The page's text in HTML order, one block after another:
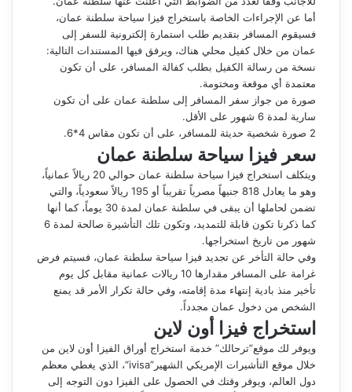
أما عن الإجراءات الخاصة باستخراج فيزا سياحة سلطنة عمان،
فسيقوم المسافر بتقديم طلب استمارة إلكترونية للسفر إلى
عمان من خلال كفيل محلي هناك، ويرفق فيها المستندات التالية:
نسخة من رسالة الكفيل بطلب كفالة المسافر، على أن تكون
معتمدة أي موقعة ومختومة.
صورة من جواز سفر المسافر إلى سلطنة عمان على أن تكون
سارية لمدة 6 شهور على الأقل.
2 صورة شخصية حديثة للمسافر، على أن تكون مقاس 4*6.
سعر فيزا سياحة سلطنة عمان
ويتكلف استخراج فيزا سياحة سلطنة عمان حوالي 20 ريالاً عمانياً،
وهو ما يعادل 818 جنيهاً مصرياً تقريباً أو 195 ريالاً سعودياً، والتي
تضمن لحاملها أن يبقى في سلطنة عمان لمدة 30 يوماً، كما أنها
كما ذكرنا تكون قابلة للتمديد، وتكون تلك التأشيرة صالحة لمدة 6
شهور من تاريخ استخراجها.
وفي حالة التأخر عن تجديد فيزا سياحة سلطنة عمان، فسيتم فرض
غرامة على المسافر مقدارها 10 ريالات عمانية مقابل كل يوم
تأخير منذ بادية إنتهاء مدة إقامته، وفي حالة تكرار الأمر قد يمنع
الشخص من دخول عمان مجدداً.
استخراج فيزا أون لاين
ويوفر لك موقع”ترحالك” خدمة استخراج أوراق الفيزا أون لاين من
خلال موقع التأشيرات الإمريكي الشهير”ivisa“، الذي يغطي معظم
دول العالم، ويوفر وقتك في الحصول على الفيزا دون التوجه إلى